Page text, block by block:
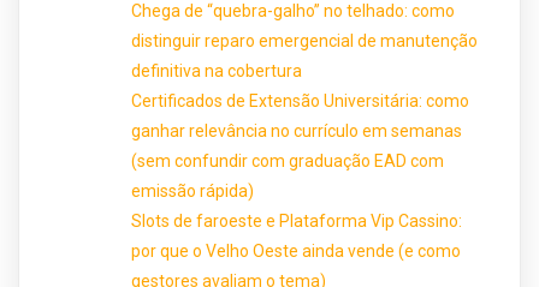
Chega de “quebra-galho” no telhado: como
distinguir reparo emergencial de manutenção
definitiva na cobertura
Certificados de Extensão Universitária: como
ganhar relevância no currículo em semanas
(sem confundir com graduação EAD com
emissão rápida)
Slots de faroeste e Plataforma Vip Cassino:
por que o Velho Oeste ainda vende (e como
gestores avaliam o tema)